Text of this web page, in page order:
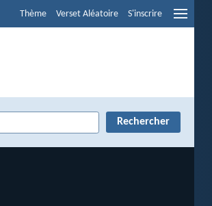
Thème Verset Aléatoire S'inscrire